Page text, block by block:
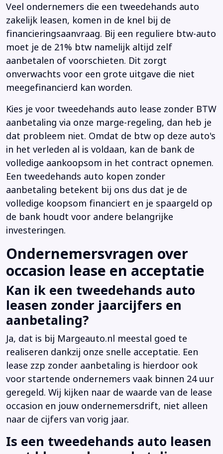
Veel ondernemers die een tweedehands auto
zakelijk leasen, komen in de knel bij de
financieringsaanvraag. Bij een reguliere btw-auto
moet je de 21% btw namelijk altijd zelf
aanbetalen of voorschieten. Dit zorgt
onverwachts voor een grote uitgave die niet
meegefinancierd kan worden.
Kies je voor tweedehands auto lease zonder BTW
aanbetaling via onze marge-regeling, dan heb je
dat probleem niet. Omdat de btw op deze auto's
in het verleden al is voldaan, kan de bank de
volledige aankoopsom in het contract opnemen.
Een tweedehands auto kopen zonder
aanbetaling betekent bij ons dus dat je de
volledige koopsom financiert en je spaargeld op
de bank houdt voor andere belangrijke
investeringen.
Ondernemersvragen over
occasion lease en acceptatie
Kan ik een tweedehands auto
leasen zonder jaarcijfers en
aanbetaling?
Ja, dat is bij Margeauto.nl meestal goed te
realiseren dankzij onze snelle acceptatie. Een
lease zzp zonder aanbetaling is hierdoor ook
voor startende ondernemers vaak binnen 24 uur
geregeld. Wij kijken naar de waarde van de lease
occasion en jouw ondernemersdrift, niet alleen
naar de cijfers van vorig jaar.
Is een tweedehands auto leasen